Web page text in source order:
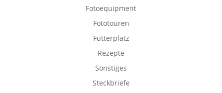
Fotoequipment
Fototouren
Futterplatz
Rezepte
Sonstiges
Steckbriefe